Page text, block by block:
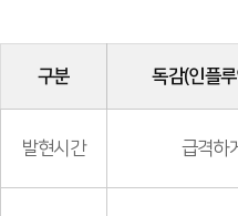
구분 독감(인플
발현시간 급격하